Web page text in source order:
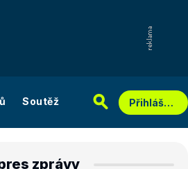
Soutěž Přihlášení
zprávy